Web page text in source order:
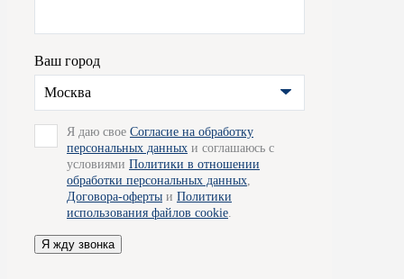
Ваш город
Москва
Я даю свое Согласие на обработку
персональных данных и соглашаюсь с
условиями Политики в отношении
обработки персональных данных
Договора-оферты и Политики
использования файлов cookie
Я жду звонка